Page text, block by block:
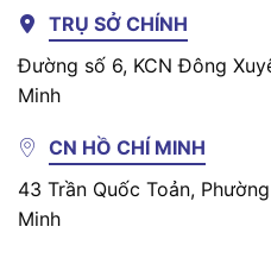
TRỤ SỞ CHÍNH
Đường số 6, KCN Đông
Minh
CN HỒ CHÍ MINH
43 Trần Quốc Toản,
Minh